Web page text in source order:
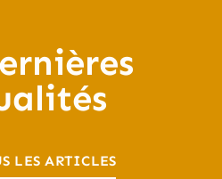
LES ARTICLES